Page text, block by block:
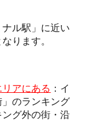
ル駅」に近い
ります。
アにある ：イ
のランキング
グ外の街・沿